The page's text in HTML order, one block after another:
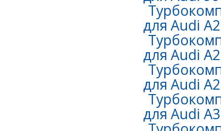
для Audi
для Audi
для Audi
для Audi